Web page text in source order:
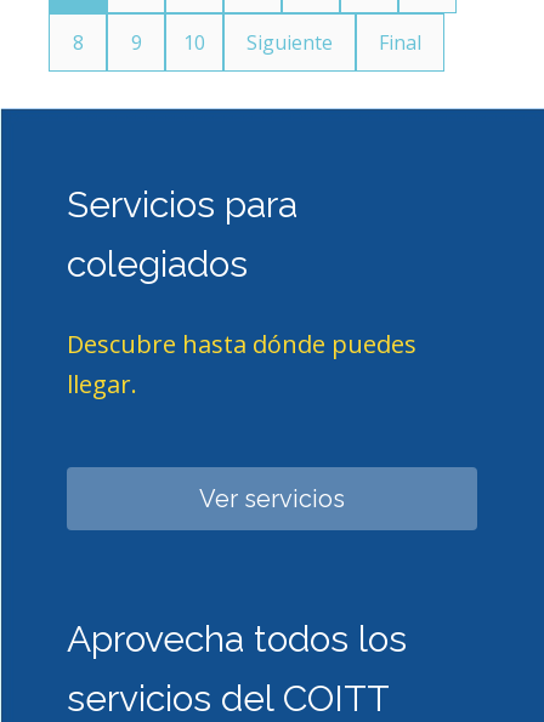
8 9 10 Siguiente Final
Servicios para
colegiados
Descubre hasta dónde puedes
llegar.
Ver servicios
Aprovecha todos los
servicios del COITT